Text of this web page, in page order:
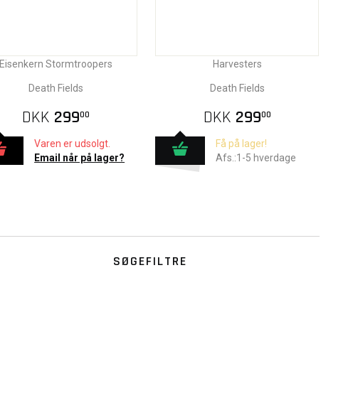
Eisenkern Stormtroopers
Death Fields
DKK 29900
Varen er udsolgt.
Email når på lager?
Harvesters
Death Fields
DKK 29900
Få på lager!
Afs.:1-5 hverdage
SØGEFILTRE